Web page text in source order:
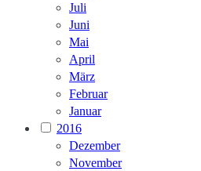
Juli
Juni
Mai
April
März
Februar
Januar
2016
Dezember
November